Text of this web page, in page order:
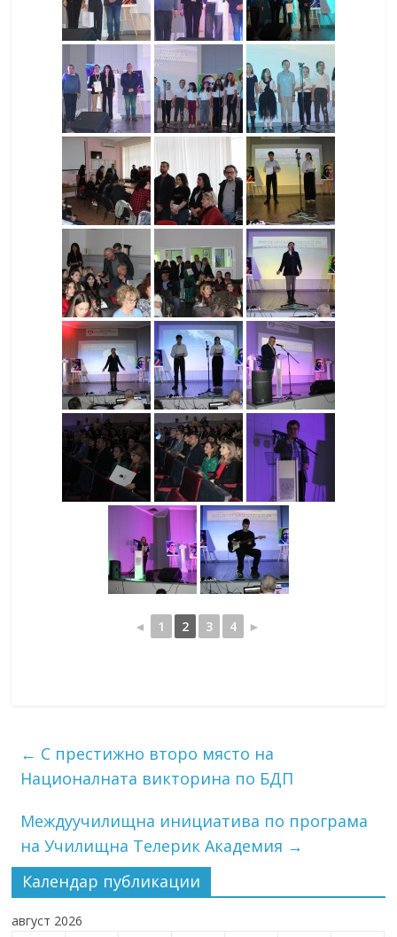
◄ 1 2 3 4 ►
← С престижно второ място на
Националната викторина по БДП
Междуучилищна инициатива по програма
на Училищна Телерик Академия →
Календар публикации
август 2026